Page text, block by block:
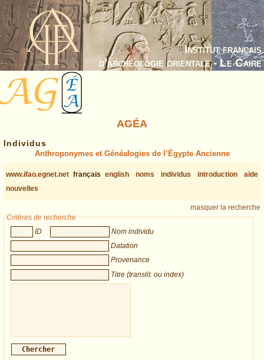
Institut français
d’archéologie orientale - Le Caire
AGÉA
Individus
Anthroponymes et Généalogies de l’Égypte Ancienne
www.ifao.egnet.net français english noms individus introduction
aide
nouvelles
masquer la recherche
Critères de recherche
ID
Nom individu
Datation
Provenance
Titre (translit. ou index)